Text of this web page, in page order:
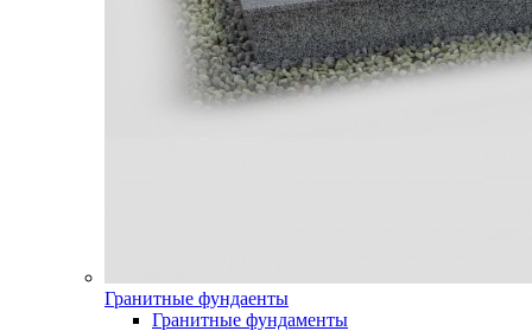
Гранитные фундаенты
Гранитные фундаменты